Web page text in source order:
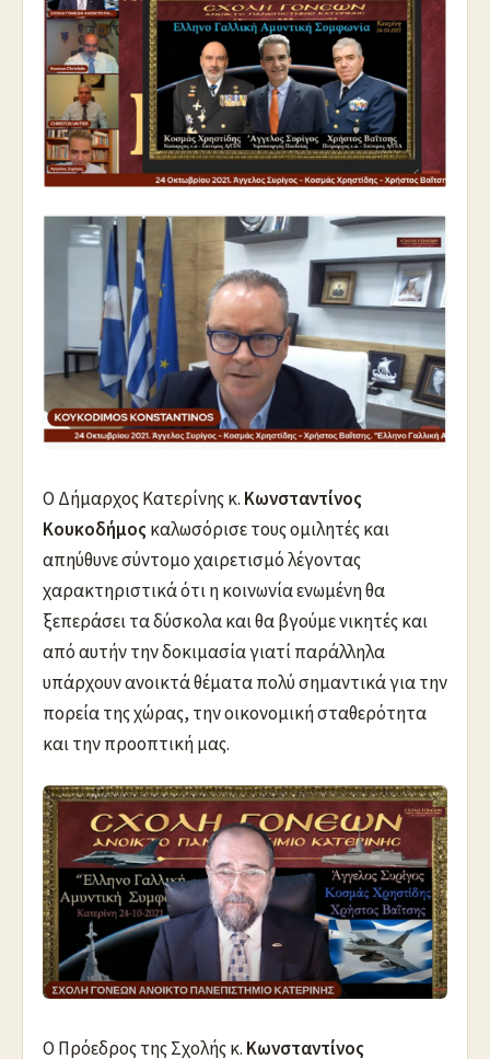
O Δήμαρχος Κατερίνης κ. Κωνσταντίνος
Κουκοδήμος καλωσόρισε τους ομιλητές και
απηύθυνε σύντομο χαιρετισμό λέγοντας
χαρακτηριστικά ότι η κοινωνία ενωμένη θα
ξεπεράσει τα δύσκολα και θα βγούμε νικητές και
από αυτήν την δοκιμασία γιατί παράλληλα
υπάρχουν ανοικτά θέματα πολύ σημαντικά για την
πορεία της χώρας, την οικονομική σταθερότητα
και την προοπτική μας.
Ο Πρόεδρος της Σχολής κ. Κωνσταντίνος